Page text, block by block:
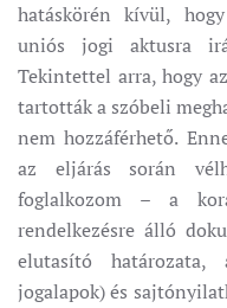
hatáskörén kívül,
uniós jogi aktusra
Tekintettel arra, hogy
tartották a szóbeli
nem hozzáférhető.
az eljárás során
foglalkozom – a
rendelkezésre álló
elutasító
jogalapok) és